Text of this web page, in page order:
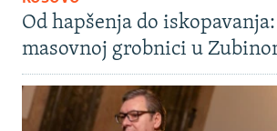
Od hapšenja do
masovnoj grobnici u